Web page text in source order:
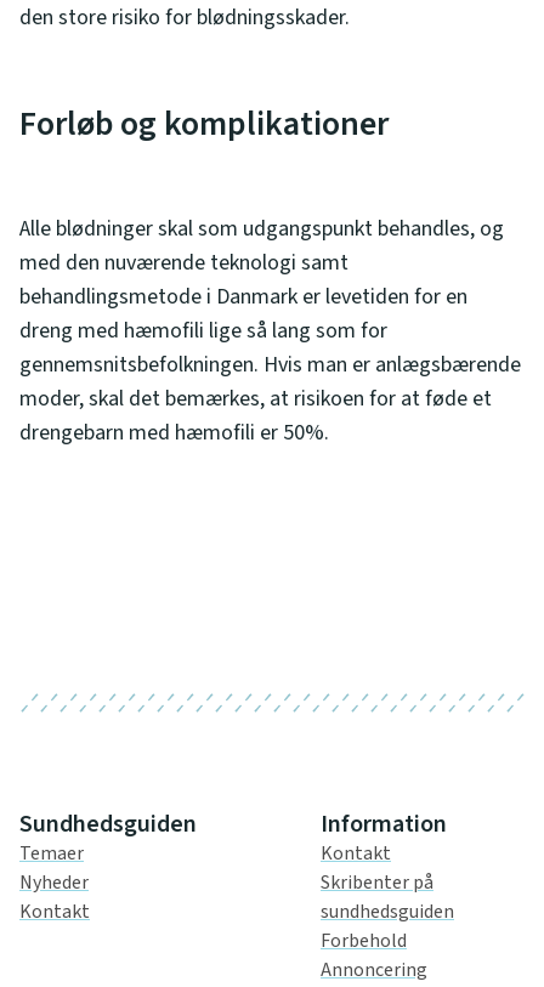
den store risiko for blødningsskader.
Forløb og komplikationer
Alle blødninger skal som udgangspunkt behandles, og
med den nuværende teknologi samt
behandlingsmetode i Danmark er levetiden for en
dreng med hæmofili lige så lang som for
gennemsnitsbefolkningen. Hvis man er anlægsbærende
moder, skal det bemærkes, at risikoen for at føde et
drengebarn med hæmofili er 50%.
Sundhedsguiden
Temaer
Nyheder
Kontakt
Information
Kontakt
Skribenter på
sundhedsguiden
Forbehold
Annoncering